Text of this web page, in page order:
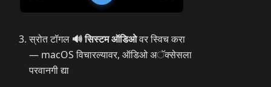
स्रोत टॉगल 🔊 सिस्टम ऑडिओवर स्विच करा
— macOS विचारल्यावर, ऑडिओ अॅक्सेसला
परवानगी द्या